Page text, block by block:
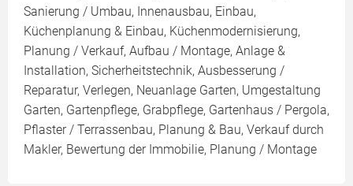
Sanierung / Umbau, Innenausbau, Einbau,
Küchenplanung & Einbau, Küchenmodernisierung,
Planung / Verkauf, Aufbau / Montage, Anlage &
Installation, Sicherheitstechnik, Ausbesserung /
Reparatur, Verlegen, Neuanlage Garten, Umgestaltung
Garten, Gartenpflege, Grabpflege, Gartenhaus / Pergola,
Pflaster / Terrassenbau, Planung & Bau, Verkauf durch
Makler, Bewertung der Immobilie, Planung / Montage